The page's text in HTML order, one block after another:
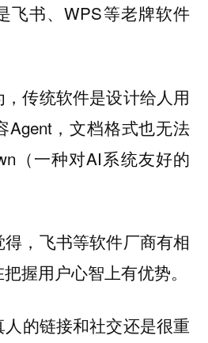
飞书、WPS等老牌软件
传统软件是设计给人用
Agent，文档格式也无法
（一种对AI系统友好的
，飞书等软件厂商有相
握用户心智上有优势。
人的链接和社交还是很重